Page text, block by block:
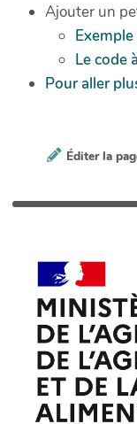
Ajouter un
Le code
Pour aller
Éditer la